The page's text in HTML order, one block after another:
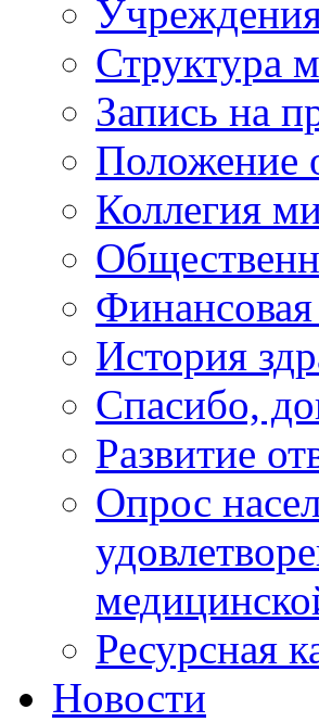
Структура
Запись на
Положение
Коллегия
Финансовая
История
Спасибо,
Развитие
Опрос
Ресурсная
Новости